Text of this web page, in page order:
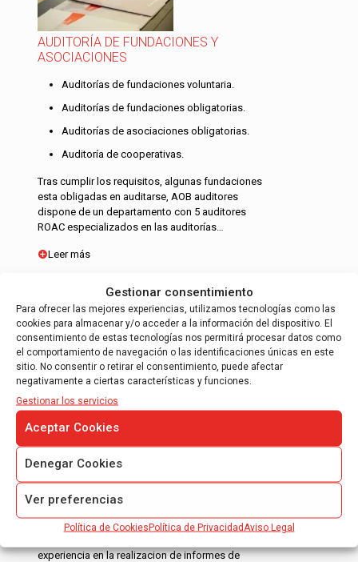
Gestionar consentimiento
Para ofrecer las mejores experiencias, utilizamos tecnologías como las
cookies para almacenar y/o acceder a la información del dispositivo. El
consentimiento de estas tecnologías nos permitirá procesar datos como
el comportamiento de navegación o las identificaciones únicas en este
sitio. No consentir o retirar el consentimiento, puede afectar
negativamente a ciertas características y funciones.
Gestionar los servicios
Aceptar Cookies
Denegar Cookies
Ver preferencias
Política de CookiesPolítica de Privacidad Aviso Legal
AUDITORÍA DE FUNDACIONES Y
ASOCIACIONES
Auditorías de fundaciones voluntaria.
Auditorías de fundaciones obligatorias.
Auditorías de asociaciones obligatorias.
Auditoría de cooperativas.
Tras cumplir los requisitos, algunas fundaciones
esta obligadas en auditarse, AOB auditores
dispone de un departamento con 5 auditores
ROAC especializados en las auditorías…
Leer más
INFORME DE JUSTIFICACIÓN DE
SUBVENCIONES
Informe de auditoría para justificación de
Informe de auditoría para justificación
Informe de auditoría controlador de primer
experiencia en la realizacion de informes de